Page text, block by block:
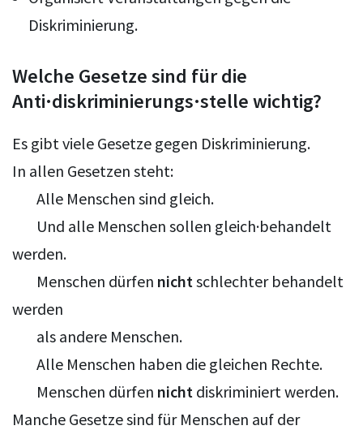
Diskriminierung.
Welche Gesetze sind für die
Anti·diskriminierungs·stelle wichtig?
Es gibt viele Gesetze gegen Diskriminierung.
In allen Gesetzen steht:
Alle Menschen sind gleich.
Und alle Menschen sollen gleich·behandelt
werden.
Menschen dürfen nicht schlechter behandelt
werden
als andere Menschen.
Alle Menschen haben die gleichen Rechte.
Menschen dürfen nicht diskriminiert werden.
Manche Gesetze sind für Menschen auf der